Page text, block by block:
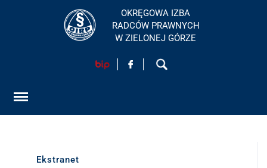
HOME
OKRĘGOWA IZBA
RADCÓW PRAWNYCH
W ZIELONEJ GÓRZE
Ekstranet